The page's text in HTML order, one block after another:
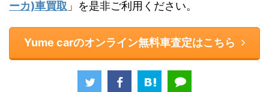
ーカ)車買取 」を是非ご利用ください。
Yume carのオンライン無料車査定はこちら